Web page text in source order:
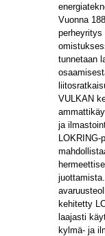
Vuonna
perheyritys
tunnetaan
VULKAN
ja
LOKRING-
kehitetty
laajasti
kylmä- ja